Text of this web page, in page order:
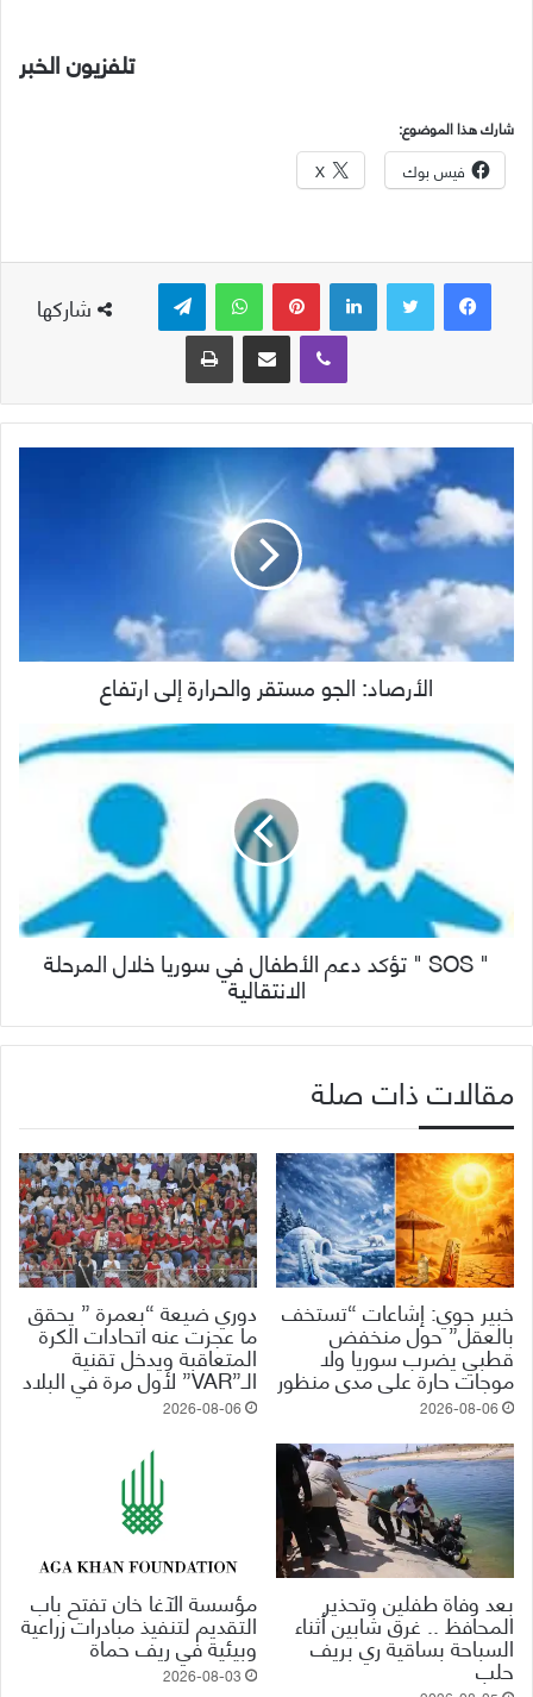
تلفزيون الخبر
شارك هذا الموضوع:
فيس بوك X
شاركها
لينكدإن بينتيريست واتساب
ڤايبر
مشاركة عبر البريد طباعة
الأرصاد: الجو مستقر والحرارة إلى ارتفاع
" SOS " تؤكد دعم الأطفال في سوريا خلال المرحلة
الانتقالية
مقالات ذات صلة
خبير جوي: إشاعات “تستخف
بالعقل” حول منخفض
قطبي يضرب سوريا ولا
موجات حارة على مدى منظور
2026-08-06
دوري ضيعة “بعمرة ” يحقق
ما عجزت عنه اتحادات الكرة
المتعاقبة ويدخل تقنية
الـ”VAR” لأول مرة في البلاد
2026-08-06
بعد وفاة طفلين وتحذير
المحافظ .. غرق شابين أثناء
السباحة بساقية ري بريف
حلب
مؤسسة الآغا خان تفتح باب
التقديم لتنفيذ مبادرات زراعية
وبيئية في ريف حماة
2026-08-03